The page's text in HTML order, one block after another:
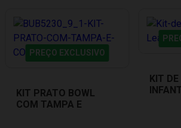
PREÇO EXCLUSIVO
KIT PRATO BOWL
COM TAMPA E
KIT